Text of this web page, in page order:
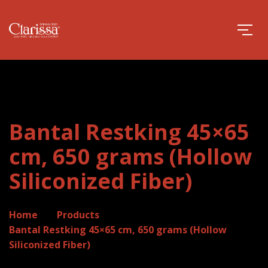
Bantal Restking 45×65
cm, 650 grams (Hollow
Siliconized Fiber)
Home
Products
Bantal Restking 45×65 cm, 650 grams (Hollow
Siliconized Fiber)